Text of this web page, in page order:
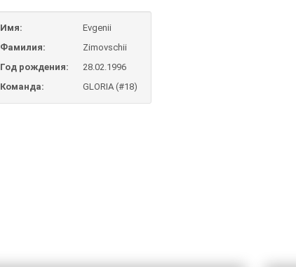
Имя:
Evgenii
Фамилия:
Zimovschii
Год рождения:
28.02.1996
Команда:
GLORIA (#18)